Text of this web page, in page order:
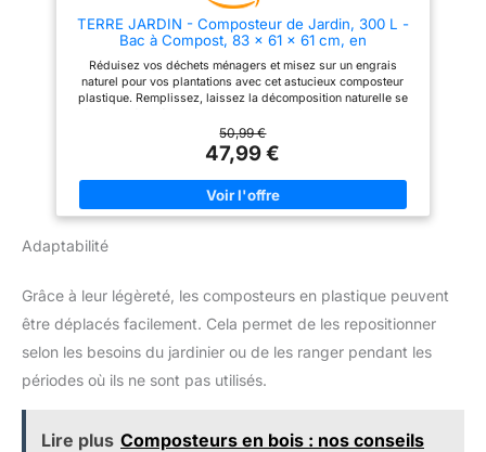
différents espaces. Sa couleur
noire ajoute une touche
d'élégance à votre jardin
CARACTÉRISTIQUE : Matériaux
– Polypropylène (résistant aux
Capacité–300L ; Dimensions–
58 * 58 * 80 (cm)
TERRE JARDIN - Composteur de Jardin, 300 L -
Bac à Compost, 83 x 61 x 61 cm, en
Composteur de Déchets Jardin, Résistant aux
Chocs et aux UV
Réduisez vos déchets ménagers et misez sur un engrais
naturel pour vos plantations avec cet astucieux composteur
plastique. Remplissez, laissez la décomposition naturelle se
enrichie et vos détritus recyclés. Dimensions du bac
composteur : 83 cm de haut x 61 cm de large x 61 cm de
profondeur. Capacité de 300 L. Avec couvercle supérieur,
trappe de récupération et aérations sur chaque côté. La marque
Terre Jardin s'applique à proposer des articles au plus près
de la nature pour aménager vos extérieurs. MARQUE
50,99 €
47,99 €
Adaptabilité
Grâce à leur légèreté, les composteurs en plastique peuvent
être déplacés facilement. Cela permet de les repositionner
selon les besoins du jardinier ou de les ranger pendant les
périodes où ils ne sont pas utilisés.
Lire plus Composteurs en bois : nos conseils